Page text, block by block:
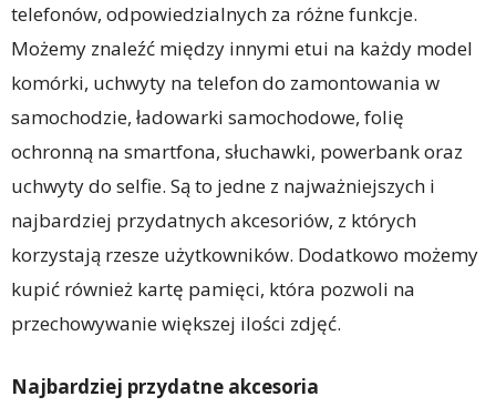
telefonów, odpowiedzialnych za różne funkcje.
Możemy znaleźć między innymi etui na każdy model
komórki, uchwyty na telefon do zamontowania w
samochodzie, ładowarki samochodowe, folię
ochronną na smartfona, słuchawki, powerbank oraz
uchwyty do selfie. Są to jedne z najważniejszych i
najbardziej przydatnych akcesoriów, z których
korzystają rzesze użytkowników. Dodatkowo możemy
kupić również kartę pamięci, która pozwoli na
przechowywanie większej ilości zdjęć.
Najbardziej przydatne akcesoria